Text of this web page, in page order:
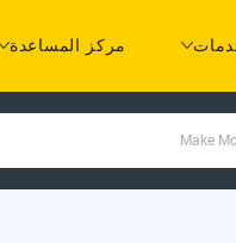
مركز المساعدة